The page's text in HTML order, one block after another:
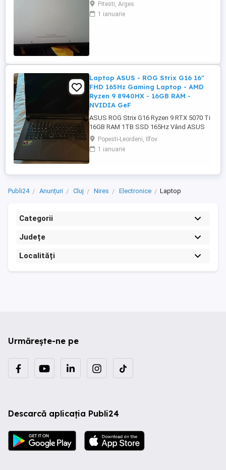
Pitesti, Arges
1 ianuarie
Laptop ASUS - ROG Strix G16 16"
FHD 165Hz Gaming Laptop - AMD
Ryzen 9 8940HX - 16GB RAM -
NVIDIA GeF
ASUS ROG Strix G16 Ryzen 9 RTX 5070 Ti
16GB RAM 1TB SSD 165Hz Vând ASUS
ROG Strix G16 în stare impecabilă, folosit
foarte puțin și întreținut cu mare grijă.
Laptopul funcționează perfect, fără
Popesti-Leordeni, Ilfov
1 ianuarie
Publi24 Anunțuri Cluj Nires Electronice Laptop
Categorii
Județe
Localități
Urmărește-ne pe
Descarcă aplicația Publi24